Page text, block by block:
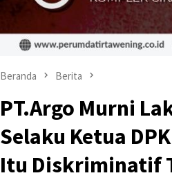
Beranda Berita
PT.Argo Murni
Selaku Ketua
Itu Diskriminatif